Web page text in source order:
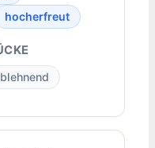
hocherfreut